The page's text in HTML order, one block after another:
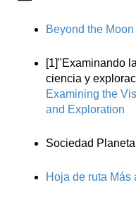
Beyond the Moon
[1]"Examinando
ciencia y
Examining the
and Exploration
Sociedad
Hoja de ruta Más